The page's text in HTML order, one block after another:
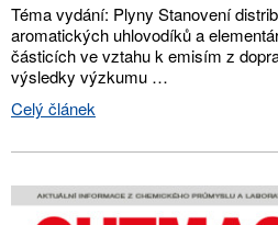
Téma vydání: Plyny Stanovení
aromatických uhlovodíků a
částicích ve vztahu k emisím z
výsledky výzkumu …
Celý článek